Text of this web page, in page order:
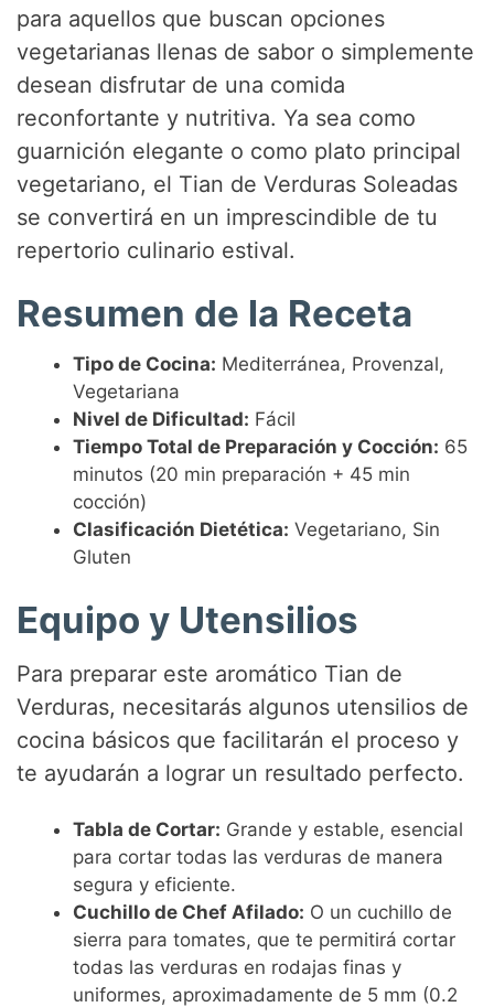
para aquellos que buscan opciones
vegetarianas llenas de sabor o simplemente
desean disfrutar de una comida
reconfortante y nutritiva. Ya sea como
guarnición elegante o como plato principal
vegetariano, el Tian de Verduras Soleadas
se convertirá en un imprescindible de tu
repertorio culinario estival.
Resumen de la Receta
Tipo de Cocina: Mediterránea, Provenzal,
Vegetariana
Nivel de Dificultad: Fácil
Tiempo Total de Preparación y Cocción: 65
minutos (20 min preparación + 45 min
cocción)
Clasificación Dietética: Vegetariano, Sin
Gluten
Equipo y Utensilios
Para preparar este aromático Tian de
Verduras, necesitarás algunos utensilios de
cocina básicos que facilitarán el proceso y
te ayudarán a lograr un resultado perfecto.
Tabla de Cortar: Grande y estable, esencial
para cortar todas las verduras de manera
segura y eficiente.
Cuchillo de Chef Afilado: O un cuchillo de
sierra para tomates, que te permitirá cortar
todas las verduras en rodajas finas y
uniformes, aproximadamente de 5 mm (0.2